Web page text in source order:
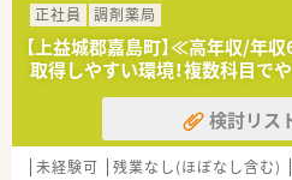
正社員
調剤薬局
【上益城郡嘉島町】≪高年収/年
取得しやすい環境！複数科目で
検討リス
未経験可 残業なし(ほぼなし含む)